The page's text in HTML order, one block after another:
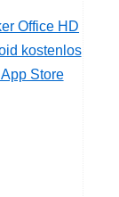
Office HD
kostenlos
Store